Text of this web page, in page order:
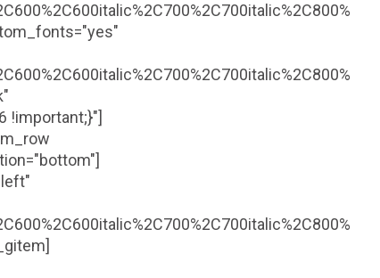
!important;}"]